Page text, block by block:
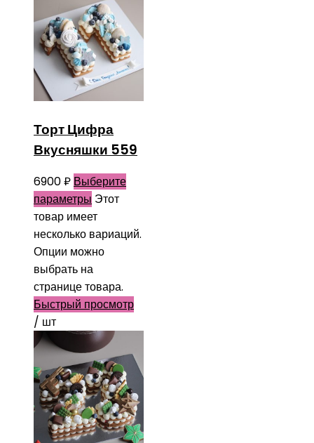
Торт Цифра
Вкусняшки 559
6900₽ Выберите
параметры Этот
товар имеет
несколько вариаций.
Опции можно
выбрать на
странице товара.
Быстрый просмотр
/ шт